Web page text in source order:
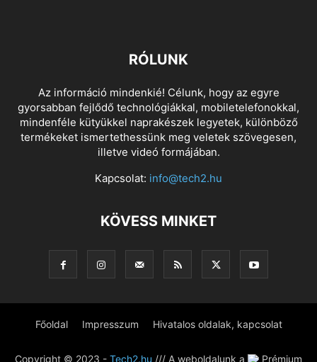
RÓLUNK
Az információ mindenkié! Célunk, hogy az egyre
gyorsabban fejlődő technológiákkal, mobiletelefonokkal,
mindenféle kütyükkel naprakészek legyetek, különböző
termékeket ismertethessünk meg veletek szövegesen,
illetve videó formájában.
Kapcsolat: info@tech2.hu
KÖVESS MINKET
Főoldal Impresszum Hivatalos oldalak, kapcsolat
Copyright © 2023 - Tech2.hu /// A weboldalunk a Prémium